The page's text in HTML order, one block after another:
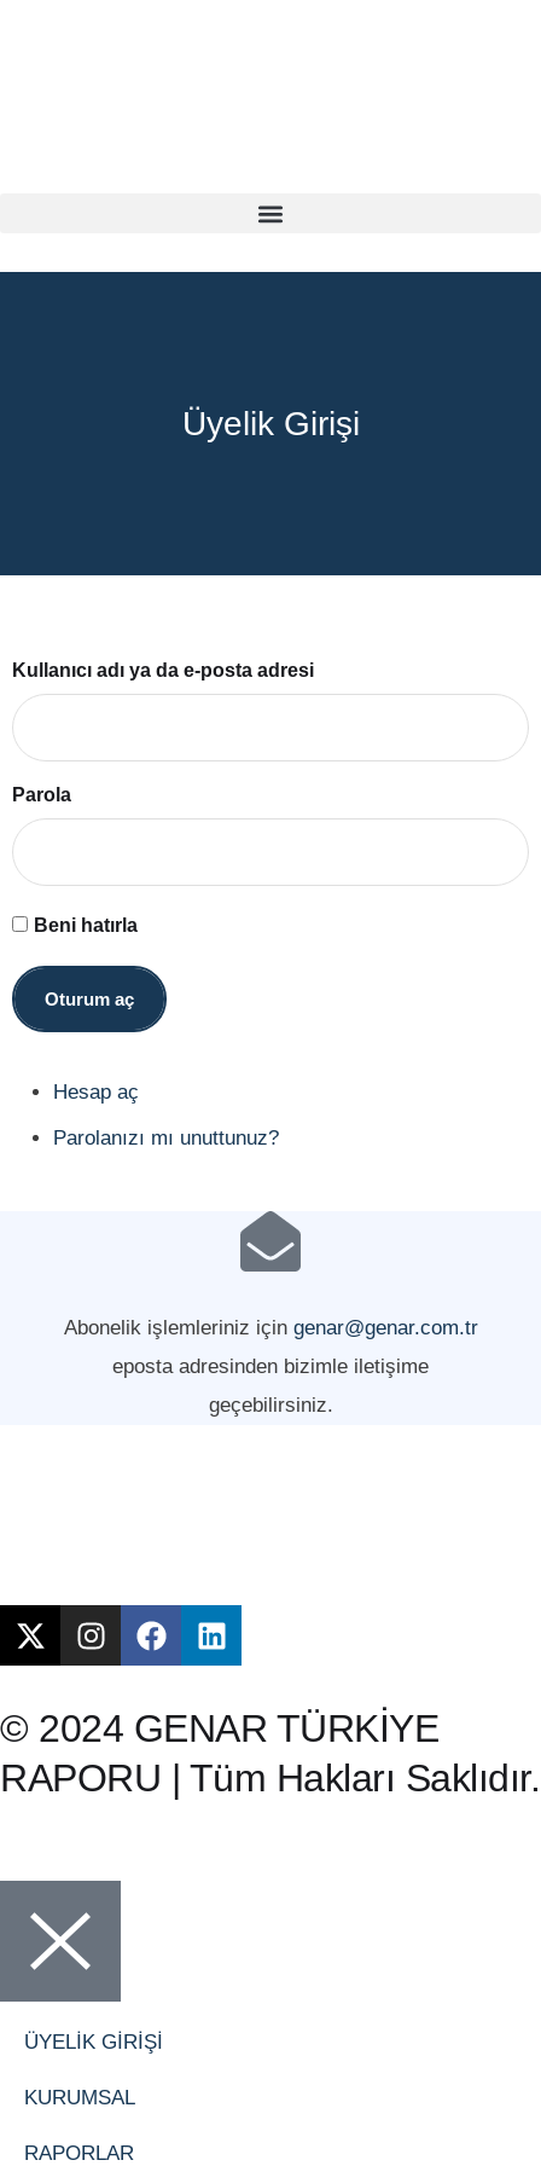
Üyelik Girişi
Kullanıcı adı ya da e-posta adresi
Parola
Beni hatırla
Oturum aç
Hesap aç
Parolanızı mı unuttunuz?
Abonelik işlemleriniz için genar@genar.com.tr
eposta adresinden bizimle iletişime
geçebilirsiniz.
© 2024 GENAR TÜRKİYE
RAPORU | Tüm Hakları Saklıdır.
ÜYELİK GİRİŞİ
KURUMSAL
RAPORLAR